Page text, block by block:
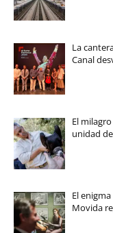
La
Canal
El
unidad
El
Movida